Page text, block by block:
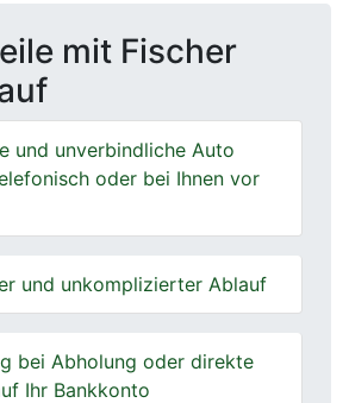
mit Fischer
und unverbindliche Auto
oder bei Ihnen vor
und unkomplizierter Ablauf
bei Abholung oder direkte
Ihr Bankkonto